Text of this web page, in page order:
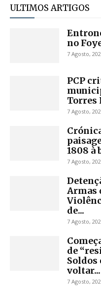
ULTIMOS ARTIGOS
no
7 Agosto,
PCP
Torres
7 Agosto,
1808 à
7 Agosto,
Armas
de...
7 Agosto,
de
Soldos
voltar...
7 Agosto,